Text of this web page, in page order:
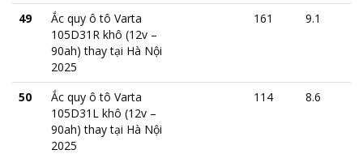
49
Ắc quy ô tô Varta
105D31R khô (12v –
90ah) thay tại Hà Nội
2025
161 9.1
50
Ắc quy ô tô Varta
105D31L khô (12v –
90ah) thay tại Hà Nội
2025
114 8.6